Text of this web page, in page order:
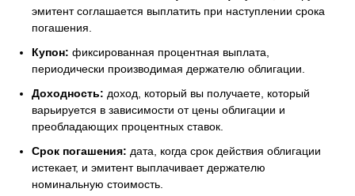
эмитент соглашается выплатить при наступлении срока
погашения.
Купон: фиксированная процентная выплата,
периодически производимая держателю облигации.
Доходность: доход, который вы получаете, который
варьируется в зависимости от цены облигации и
преобладающих процентных ставок.
Срок погашения: дата, когда срок действия облигации
истекает, и эмитент выплачивает держателю
номинальную стоимость.